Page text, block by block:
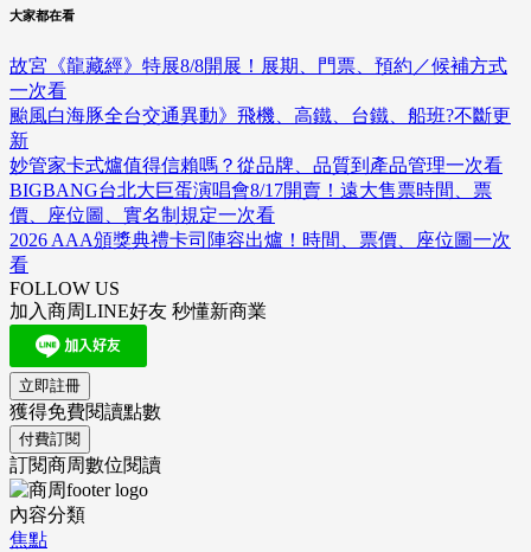
大家都在看
故宮《龍藏經》特展8/8開展！展期、門票、預約／候補方式
一次看
颱風白海豚全台交通異動》飛機、高鐵、台鐵、船班?不斷更
新
妙管家卡式爐值得信賴嗎？從品牌、品質到產品管理一次看
BIGBANG台北大巨蛋演唱會8/17開賣！遠大售票時間、票
價、座位圖、實名制規定一次看
2026 AAA頒獎典禮卡司陣容出爐！時間、票價、座位圖一次
看
FOLLOW US
加入商周LINE好友 秒懂新商業
立即註冊
獲得免費閱讀點數
付費訂閱
訂閱商周數位閱讀
內容分類
焦點